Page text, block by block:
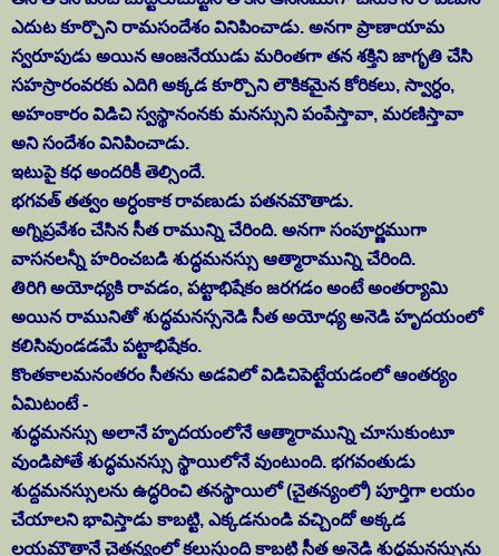
ఎదుట కూర్చొని రామసందేశం వినిపించాడు. అనగా ప్రాణాయామ
స్వరూపుడు అయిన ఆంజనేయుడు మరింతగా తన శక్తిని జాగృతి చేసి
సహస్రారంవరకు ఎదిగి అక్కడ కూర్చొని లౌకికమైన కోరికలు, స్వార్ధం,
అహంకారం విడిచి స్వస్థానంనకు మనస్సుని పంపేస్తావా, మరణిస్తావా
అని సందేశం వినిపించాడు.
ఇటుపై కధ అందరికీ తెల్సిందే.
భగవత్ తత్వం అర్ధంకాక రావణుడు పతనమౌతాడు.
అగ్నిప్రవేశం చేసిన సీత రామున్ని చేరింది. అనగా సంపూర్ణముగా
వాసనలన్నీ హరించబడి శుద్ధమనస్సు ఆత్మారామున్ని చేరింది.
తిరిగి అయోధ్యకి రావడం, పట్టాభిషేకం జరగడం అంటే అంతర్యామి
అయిన రామునితో శుద్ధమనస్సనెడి సీత అయోధ్య అనెడి హృదయంలో
కలిసివుండడమే పట్టాభిషేకం.
కొంతకాలమనంతరం సీతను అడవిలో విడిచిపెట్టేయడంలో ఆంతర్యం
ఏమిటంటే -
శుద్ధమనస్సు అలానే హృదయంలోనే ఆత్మారామున్ని చూసుకుంటూ
వుండిపోతే శుద్ధమనస్సు స్థాయిలోనే వుంటుంది. భగవంతుడు
శుద్దమనస్సులను ఉద్ధరించి తనస్థాయిలో (చైతన్యంలో) పూర్తిగా లయం
చేయాలని భావిస్తాడు కాబట్టి, ఎక్కడనుండి వచ్చిందో అక్కడ
లయమౌతానే చైతన్యంలో కలుస్తుంది కాబట్టి సీత అనెడి శుద్ధమనస్సును